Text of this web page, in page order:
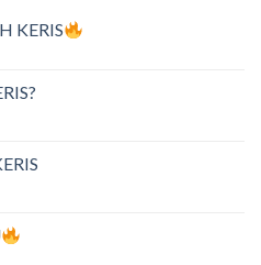
KERIS